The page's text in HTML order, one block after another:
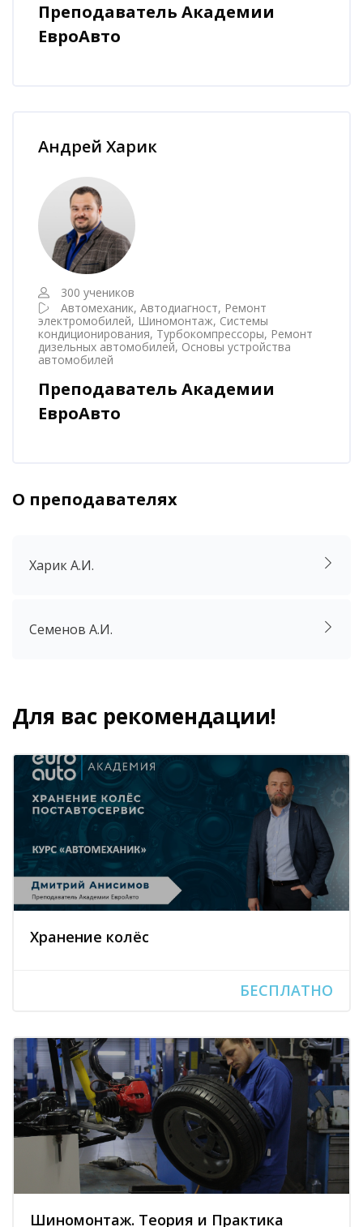
Преподаватель Академии
ЕвроАвто
Андрей Харик
300 учеников
Автомеханик, Автодиагност, Ремонт
электромобилей, Шиномонтаж, Системы
кондиционирования, Турбокомпрессоры, Ремонт
дизельных автомобилей, Основы устройства
автомобилей
Преподаватель Академии
ЕвроАвто
Пропустить [Cocoon] Аккордеон
О преподавателях
Харик А.И.
Семенов А.И.
Блоки
Пропустить [Cocoon] Похожие курсы
Для вас рекомендации!
Хранение колёс
БЕСПЛАТНО
Шиномонтаж. Теория и Практика